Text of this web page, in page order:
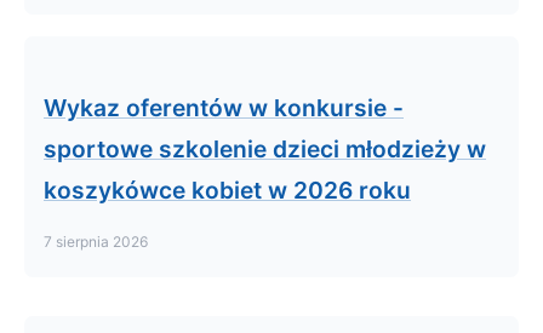
Wykaz oferentów w konkursie -
sportowe szkolenie dzieci młodzieży w
koszykówce kobiet w 2026 roku
7 sierpnia 2026